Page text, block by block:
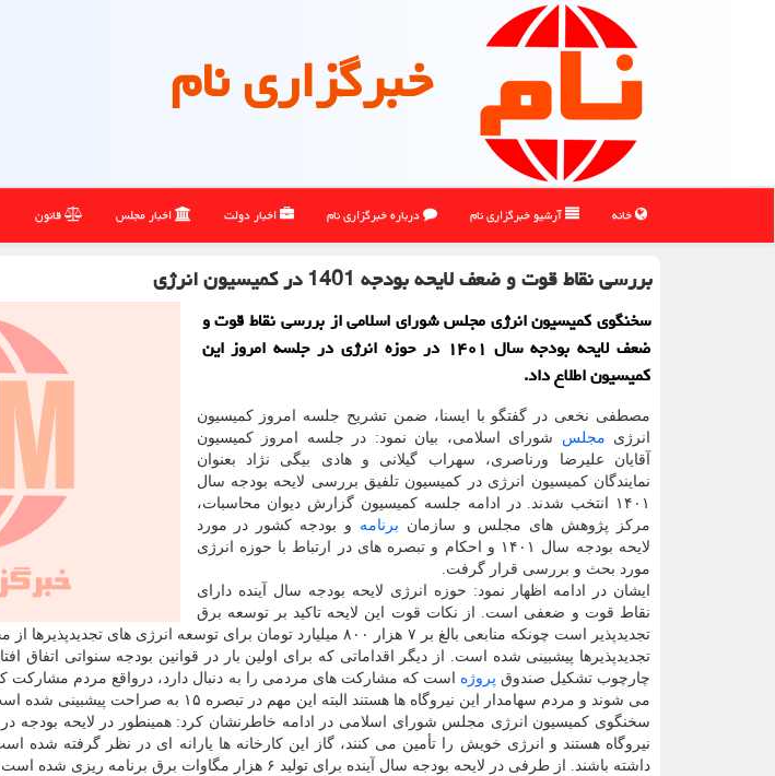
خبرگزاری نام
خانه آرشیو خبرگزاری نام درباره خبرگزاری نام اخبار دولت اخبار مجلس قانون
بررسی نقاط قوت و ضعف لایحه بودجه 1401 در کمیسیون انرژی
سخنگوی کمیسیون انرژی مجلس شورای اسلامی از بررسی نقاط قوت و
ضعف لایحه بودجه سال ۱۴۰۱ در حوزه انرژی در جلسه امروز این
کمیسیون اطلاع داد.
مصطفی نخعی در گفتگو با ایسنا، ضمن تشریح جلسه امروز کمیسیون
انرژی مجلس شورای اسلامی، بیان نمود: در جلسه امروز کمیسیون
آقایان علیرضا ورناصری، سهراب گیلانی و هادی بیگی نژاد بعنوان
نمایندگان کمیسیون انرژی در کمیسیون تلفیق بررسی لایحه بودجه سال
۱۴۰۱ انتخب شدند. در ادامه جلسه کمیسیون گزارش دیوان محاسبات،
مرکز پژوهش های مجلس و سازمان برنامه و بودجه کشور در مورد
لایحه بودجه سال ۱۴۰۱ و احکام و تبصره های در ارتباط با حوزه انرژی
مورد بحث و بررسی قرار گرفت.
ایشان در ادامه اظهار نمود: حوزه انرژی لایحه بودجه سال آینده دارای
نقاط قوت و ضعفی است. از نکات قوت این لایحه تاکید بر توسعه برق
چارچوب تشکیل صندوق پروژه است که مشارکت های مردمی را به دنبال دارد، درواقع مردم مشارکت
می شوند و مردم سهامدار این نیروگاه ها هستند البته این مهم در تبصره ۱۵ به صراحت پیشبینی شده است.
سخنگوی کمیسیون انرژی مجلس شورای اسلامی در ادامه خاطرنشان کرد: همینطور در لایحه بودجه در
نیروگاه هستند و انرژی خویش را تأمین می کنند، گاز این کارخانه ها یارانه ای در نظر گرفته شده
داشته باشند. از طرفی در لایحه بودجه سال آینده برای تولید ۶ هزار مگاوات برق برنامه ریزی شده است.